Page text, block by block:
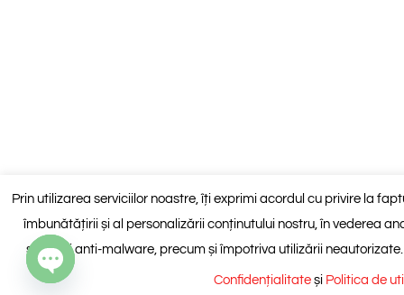
Prin utilizarea serviciilor noastre, îți exprimi acordul cu privire la
îmbunătățirii și al personalizării conținutului nostru, în vederea
spam și anti-malware, precum și împotriva utilizării
Confidențialitateși Politica de